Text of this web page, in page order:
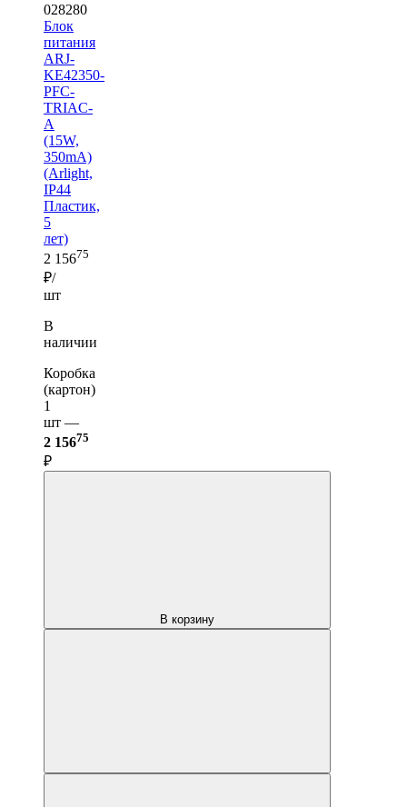
028280
Блок
питания
ARJ-
KE42350-
PFC-
TRIAC-
A
(15W,
350mA)
(Arlight,
IP44
Пластик,
5
лет)
2 15675
₽/
шт
В
наличии
Коробка
(картон)
1
шт —
2 15675
₽
В корзину